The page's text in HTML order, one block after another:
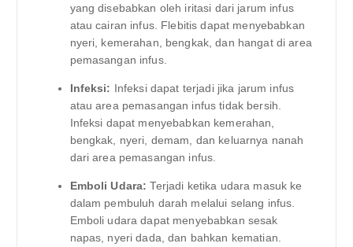
yang disebabkan oleh iritasi dari jarum infus
atau cairan infus. Flebitis dapat menyebabkan
nyeri, kemerahan, bengkak, dan hangat di area
pemasangan infus.
Infeksi: Infeksi dapat terjadi jika jarum infus
atau area pemasangan infus tidak bersih.
Infeksi dapat menyebabkan kemerahan,
bengkak, nyeri, demam, dan keluarnya nanah
dari area pemasangan infus.
Emboli Udara: Terjadi ketika udara masuk ke
dalam pembuluh darah melalui selang infus.
Emboli udara dapat menyebabkan sesak
napas, nyeri dada, dan bahkan kematian.